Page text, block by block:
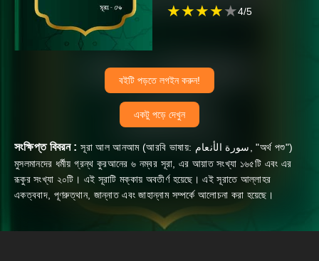
★★★★★4/5
বইটি পড়তে লগইন করুন!
একটু পড়ে দেখুন
সংক্ষিপ্ত বিবরন : সূরা আল আনআম (আরবি ভাষায়: سورة الأنعام, "অর্থ পশু")
মুসলমানদের ধর্মীয় গ্রন্থ কুরআনের ৬ নম্বর সূরা, এর আয়াত সংখ্যা ১৬৫টি এবং এর
রূকুর সংখ্যা ২০টি। এই সূরাটি মক্কায় অবতীর্ণ হয়েছে। এই সূরাতে আল্লাহর
একত্ববাদ, পূণরুত্থান, জান্নাত এবং জাহান্নাম সম্পর্কে আলোচনা করা হয়েছে।